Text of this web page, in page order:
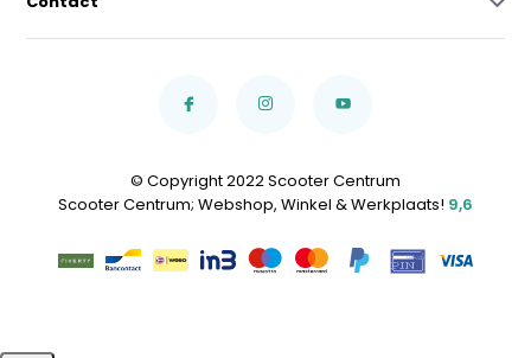
© Copyright 2022 Scooter Centrum
Scooter Centrum; Webshop, Winkel & Werkplaats! 9,6